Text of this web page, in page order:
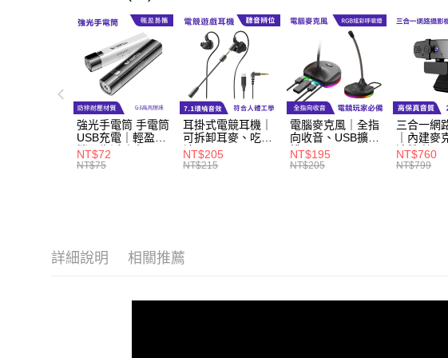
每筆
萊爾富取
每筆
付款後萊
每筆
7-11取貨
強光手電筒 手電筒
USB充電｜輕盈易
攜、生活防水
NT$72
NT$75
耳掛式電競耳機｜
可拆卸耳麥、吃雞
神器
NT$205
NT$215
電腦麥克風｜全指
向收音、USB擴充
槽
NT$195
NT$205
三合一網
｜內建麥
清雙喇叭
NT$760
NT$799
詳細說明 相關推薦